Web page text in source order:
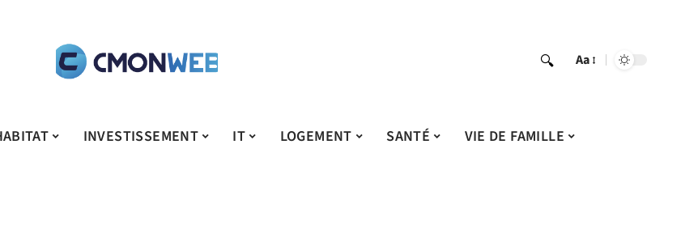
Aa
INVESTISSEMENT IT LOGEMENT SANTÉ
VIE DE FAMILLE